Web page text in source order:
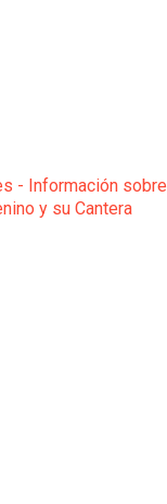
- Información sobre
y su Cantera